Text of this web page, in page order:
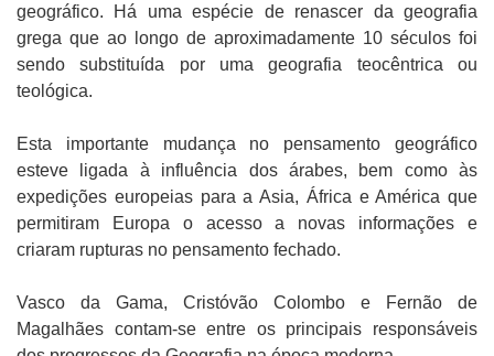
geográfico. Há uma espécie de renascer da geografia
grega que ao longo de aproximadamente 10 séculos foi
sendo substituída por uma geografia teocêntrica ou
teológica.
Esta importante mudança no pensamento geográfico
esteve ligada à influência dos árabes, bem como às
expedições europeias para a Asia, África e América que
permitiram Europa o acesso a novas informações e
criaram rupturas no pensamento fechado.
Vasco da Gama, Cristóvão Colombo e Fernão de
Magalhães contam-se entre os principais responsáveis